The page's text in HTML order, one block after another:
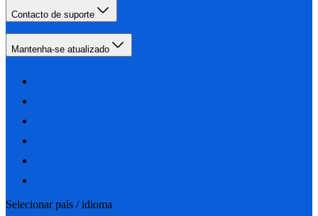
Contacto de suporte
Mantenha-se atualizado
Selecionar país / idioma